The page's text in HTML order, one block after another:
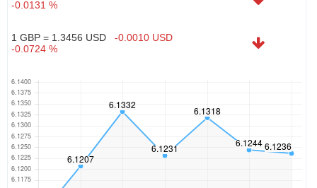
-0.0131 %
1 GBP = 1.3456 USD
-0.0010 USD
-0.0724 %